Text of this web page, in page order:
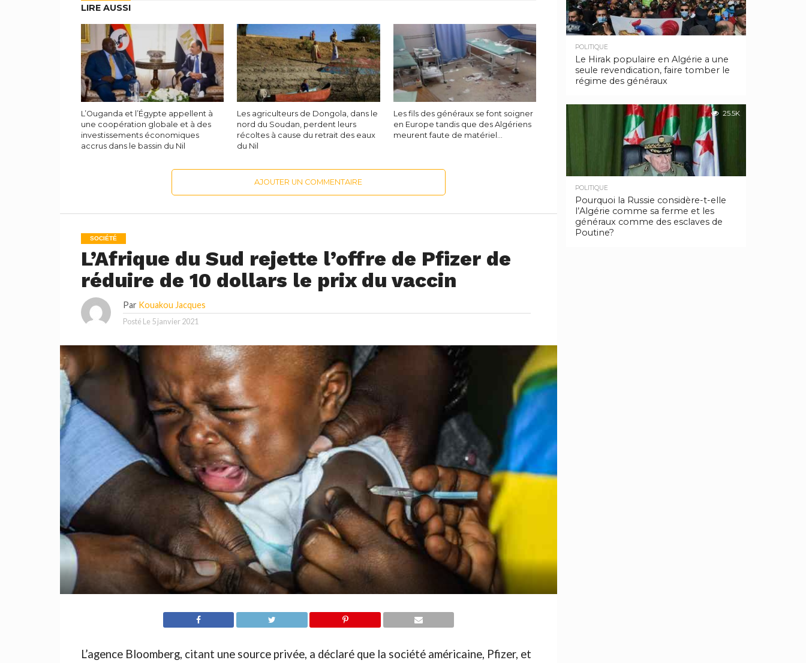
LIRE AUSSI
L’Ouganda et l’Égypte appellent à
une coopération globale et à des
investissements économiques
accrus dans le bassin du Nil
Les agriculteurs de Dongola, dans le
nord du Soudan, perdent leurs
récoltes à cause du retrait des eaux
du Nil
Les fils des généraux se font soigner
en Europe tandis que des Algériens
meurent faute de matériel…
AJOUTER UN COMMENTAIRE
SOCIÉTÉ
L’Afrique du Sud rejette l’offre de Pfizer de
réduire de 10 dollars le prix du vaccin
Par Kouakou Jacques
Posté Le 5 janvier 2021
L’agence Bloomberg, citant une source privée, a déclaré que la société américaine, Pfizer, et
POLITIQUE
Le Hirak populaire en Algérie a une
seule revendication, faire tomber le
régime des généraux
25.5K
POLITIQUE
Pourquoi la Russie considère-t-elle
l’Algérie comme sa ferme et les
généraux comme des esclaves de
Poutine?